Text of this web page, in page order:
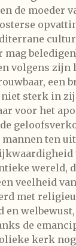
de moeder
mag
volgens zijn
een
sterk in
voor het
ten
wereld,
veelheid
met
en
de
kerk nog